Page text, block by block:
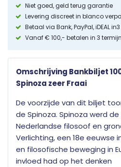
Niet goed, geld terug garantie
Levering discreet in blanco
Betaal via Bank, PayPal, iDEAL
Vanaf € 100,- betalen in 3
Omschrijving Bankbiljet
Spinoza zeer Fraai
De voorzijde van dit biljet
de Spinoza. Spinoza werd
Nederlandse filosoof en
Verlichting, een 18e eeuwse
en filosofische beweging in
invloed had op het denken